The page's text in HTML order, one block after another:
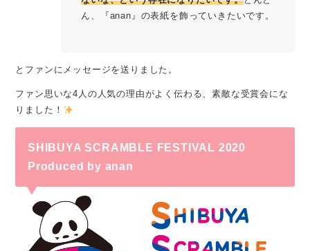
ん、『anan』の表紙を飾っていきたいです。
とファンにメッセージを送りました。
ファン思いな4人の人気の理由がよく伝わる、素敵な受賞会にな
りました！
SHIBUYA SCRAMBLE FESTIVAL 2020
Produced by anan